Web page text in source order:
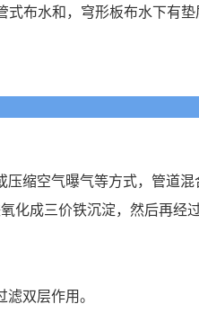
布水和，穹形板布水下有
缩空气曝气等方式，管道
化成三价铁沉淀，然后再经过
双层作用。